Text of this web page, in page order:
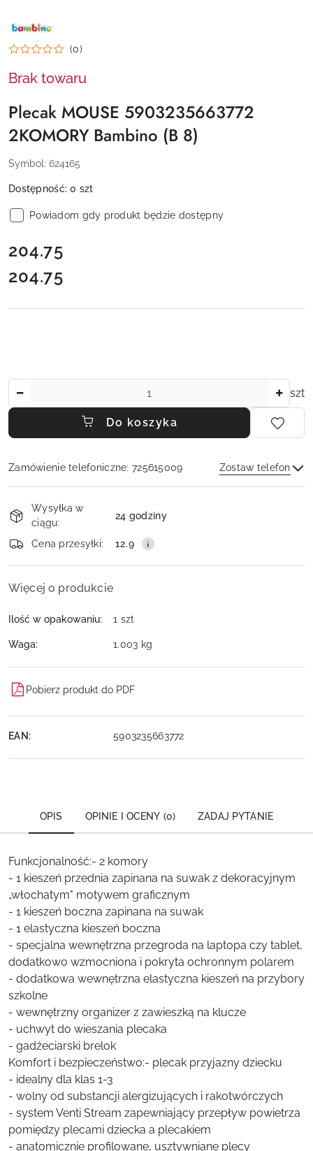
NAZWA
PRODUCENTA:
BAMBINO
(0)
Brak towaru
Plecak MOUSE 5903235663772
2KOMORY Bambino (B 8)
Symbol: 624165
Dostępność:0 szt
Powiadom gdy produkt będzie dostępny
cena:
204.75
Cena:
204.75
szt
Do koszyka
Zamówienie telefoniczne: 725615009 Zostaw telefon
i
dostawa
Wysyłka w
ciągu:
24 godziny
Cena przesyłki: 12.9
Więcej o produkcie
Ilość w opakowaniu: 1 szt
Waga: 1.003 kg
Pobierz produkt do PDF
EAN: 5903235663772
OPIS OPINIE I OCENY (0) ZADAJ PYTANIE
Funkcjonalność:- 2 komory
- 1 kieszeń przednia zapinana na suwak z dekoracyjnym
„włochatym" motywem graficznym
- 1 kieszeń boczna zapinana na suwak
- 1 elastyczna kieszeń boczna
- specjalna wewnętrzna przegroda na laptopa czy tablet,
dodatkowo wzmocniona i pokryta ochronnym polarem
- dodatkowa wewnętrzna elastyczna kieszeń na przybory
szkolne
- wewnętrzny organizer z zawieszką na klucze
- uchwyt do wieszania plecaka
- gadżeciarski brelok
Komfort i bezpieczeństwo:- plecak przyjazny dziecku
- idealny dla klas 1-3
- wolny od substancji alergizujących i rakotwórczych
- system Venti Stream zapewniający przepływ powietrza
pomiędzy plecami dziecka a plecakiem
- anatomicznie profilowane, usztywniane plecy